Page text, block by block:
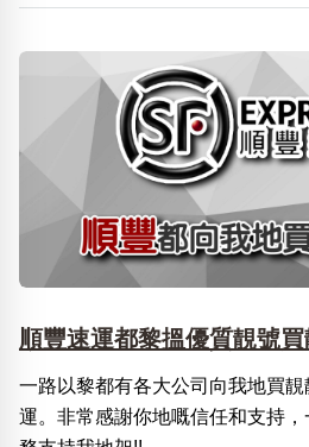
順豐速運都黎搵優質靚號
一路以黎都有各大公司向我地買
運。非常感謝你地嘅信任和支持